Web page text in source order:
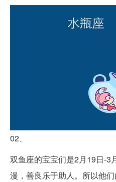
02、
双鱼座的宝宝们是2月19日-3
漫，善良乐于助人。所以他